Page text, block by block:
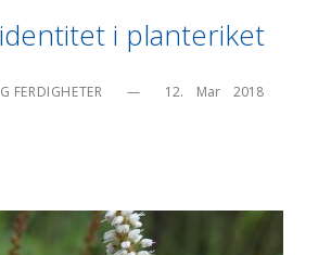
i planteriket
FERDIGHETER — 12.    Mar    2018